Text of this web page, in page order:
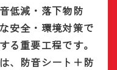
低減・落下物防
安全・環境対策で
る重要工程です。
、防音シート＋防